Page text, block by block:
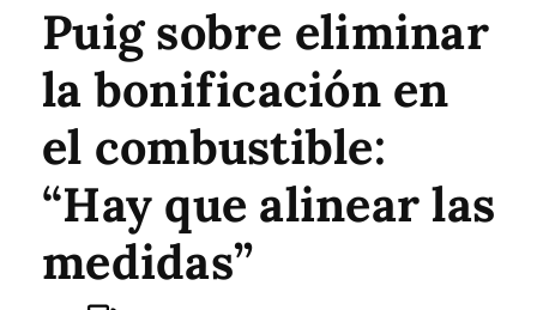
Puig sobre eliminar
la bonificación en
el combustible:
“Hay que alinear las
medidas”